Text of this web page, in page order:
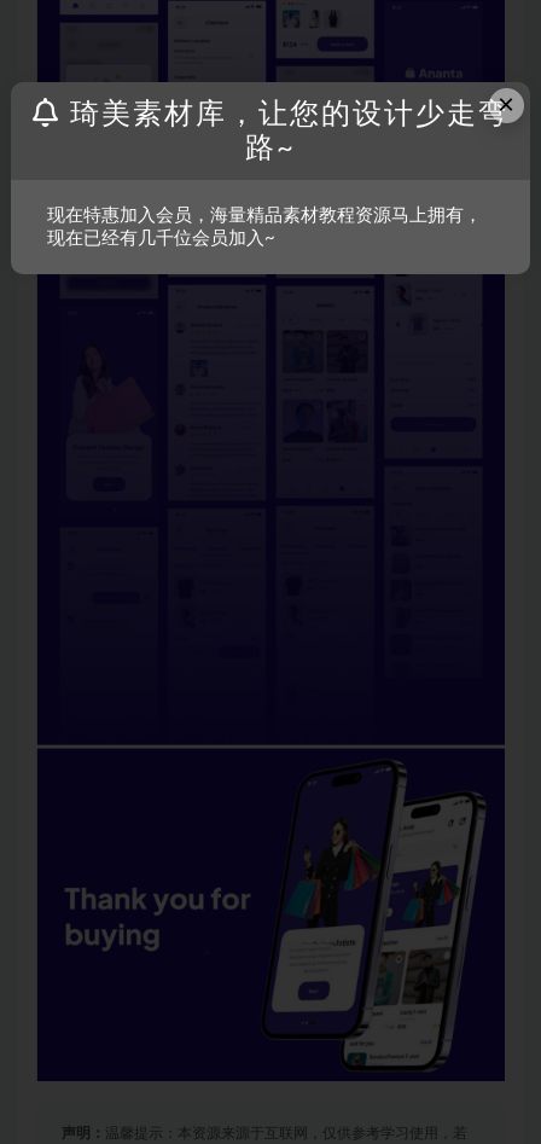
声明： 温馨提示：本资源来源于互联网，仅供参考学习使用，若
×
琦美素材库，让您的设计少走弯
路~
现在特惠加入会员，海量精品素材教程资源马上拥有，
现在已经有几千位会员加入~